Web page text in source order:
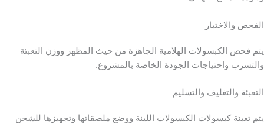
الفحص والاختبار
يتم فحص الكبسولات الهلامية الجاهزة من حيث المظهر ووزن التعبئة
والتسرب واحتياجات الجودة الخاصة بالمشروع.
التعبئة والتغليف والتسليم
يتم تعبئة كبسولات الكبسولات اللينة ووضع ملصقاتها وتجهيزها للشحن